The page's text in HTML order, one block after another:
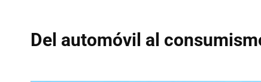
Del automóvil al